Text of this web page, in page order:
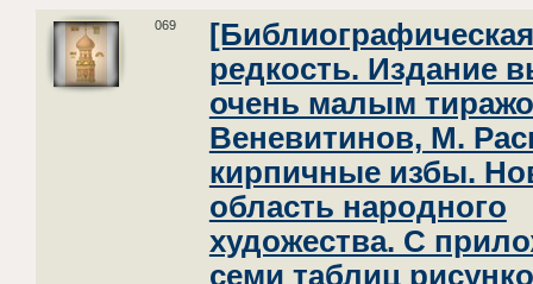
069
[Библиографическая
редкость. Издание
очень малым
Веневитинов, М.
кирпичные избы.
область народного
художества. С
семи таблиц